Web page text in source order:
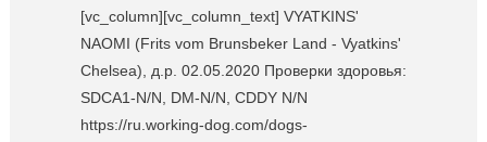
[vc_column][vc_column_text] VYATKINS'
NAOMI (Frits vom Brunsbeker Land - Vyatkins'
Chelsea), д.р. 02.05.2020 Проверки здоровья:
SDCA1-N/N, DM-N/N, CDDY N/N
https://ru.working-dog.com/dogs-